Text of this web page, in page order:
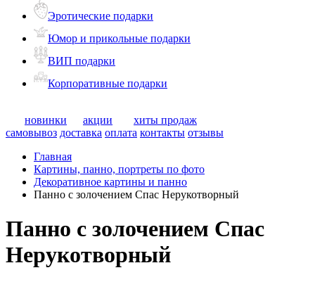
Эротические подарки
Юмор и прикольные подарки
ВИП подарки
Корпоративные подарки
новинки акции
хиты продаж
самовывоз доставка оплата контакты отзывы
Главная
Картины, панно, портреты по фото
Декоративное картины и панно
Панно с золочением Спас Нерукотворный
Панно с золочением Спас
Нерукотворный